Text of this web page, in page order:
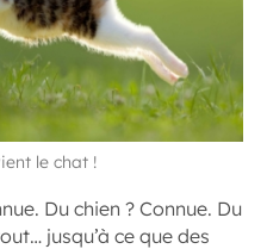
le chat !
Du chien ? Connue. Du
jusqu’à ce que des